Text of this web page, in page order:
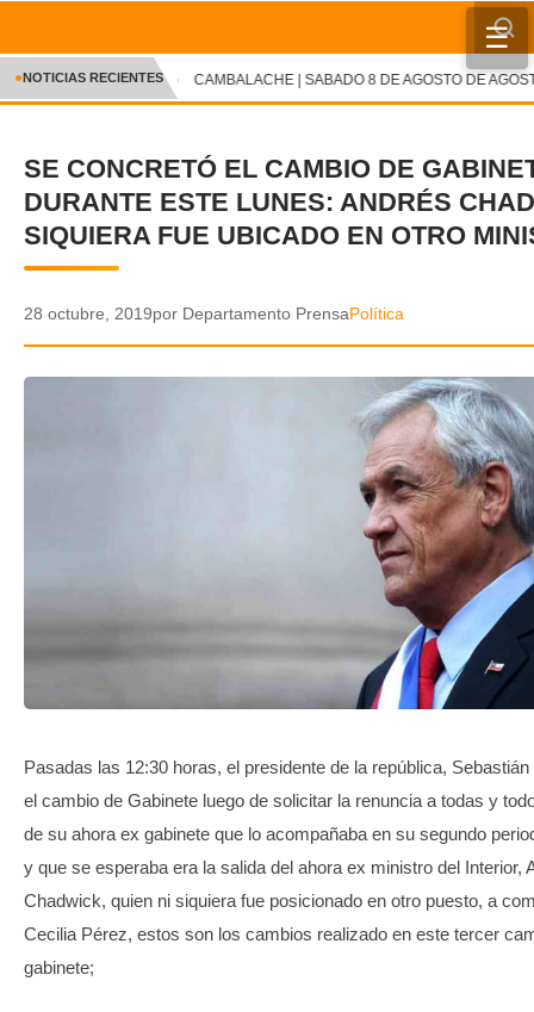
☰
INICIO
CRÓNICA
DEPORTES
ENTRETENIMIENTO Y CULTURA
✕
●NOTICIAS RECIENTES CAMBALACHE | SABADO 8 DE AGOSTO DE
SE CONCRETÓ EL CAMBIO DE
DURANTE ESTE LUNES: ANDRÉS
SIQUIERA FUE UBICADO EN OTRO
28 octubre, 2019por Departamento PrensaPolítica
Pasadas las 12:30 horas, el presidente de la república,
el cambio de Gabinete luego de solicitar la renuncia a todas y
de su ahora ex gabinete que lo acompañaba en su segundo
y que se esperaba era la salida del ahora ex ministro del Interior,
Chadwick, quien ni siquiera fue posicionado en otro puesto, a
Cecilia Pérez, estos son los cambios realizado en este tercer
gabinete;